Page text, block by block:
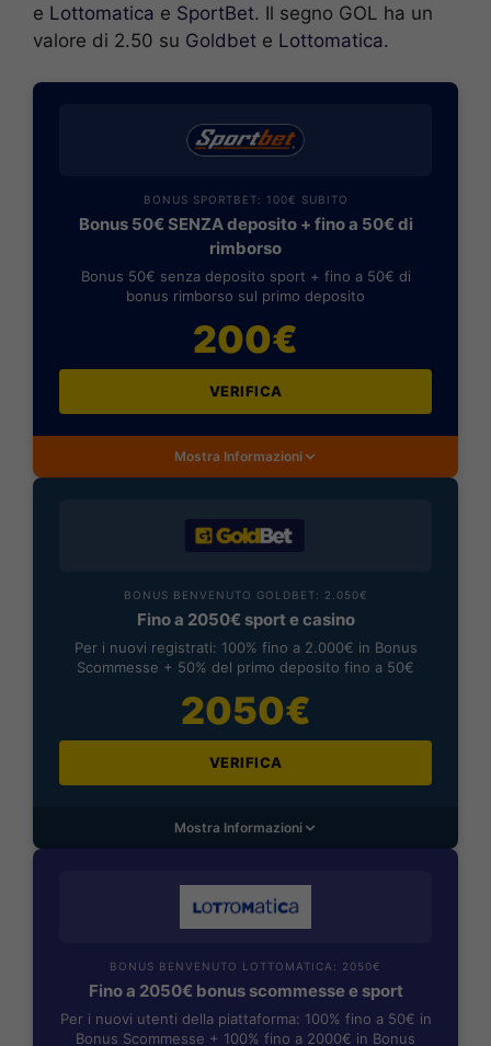
e Lottomatica e SportBet. Il segno GOL ha un
valore di 2.50 su Goldbet e Lottomatica.
BONUS SPORTBET: 100€ SUBITO
Bonus 50€ SENZA deposito + fino a 50€ di
rimborso
Bonus 50€ senza deposito sport + fino a 50€ di
bonus rimborso sul primo deposito
200€
VERIFICA
Mostra Informazioni
BONUS BENVENUTO GOLDBET: 2.050€
Fino a 2050€ sport e casino
Per i nuovi registrati: 100% fino a 2.000€ in Bonus
Scommesse + 50% del primo deposito fino a 50€
2050€
VERIFICA
Mostra Informazioni
BONUS BENVENUTO LOTTOMATICA: 2050€
Fino a 2050€ bonus scommesse e sport
Per i nuovi utenti della piattaforma: 100% fino a 50€ in
Bonus Scommesse + 100% fino a 2000€ in Bonus